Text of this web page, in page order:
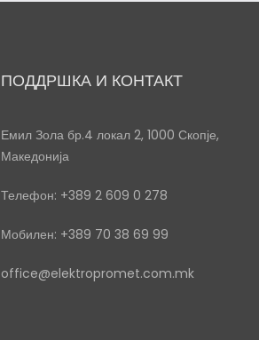
ПОДДРШКА И КОНТАКТ
Емил Зола бр.4 локал 2, 1000 Скопје,
Македонија
Телефон: +389 2 609 0 278
Мобилен: +389 70 38 69 99
office@elektropromet.com.mk